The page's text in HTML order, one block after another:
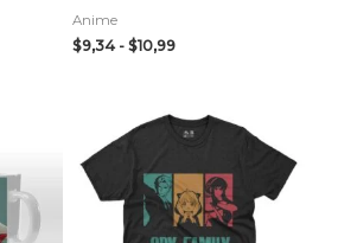
Anime
$9,34 - $10,99